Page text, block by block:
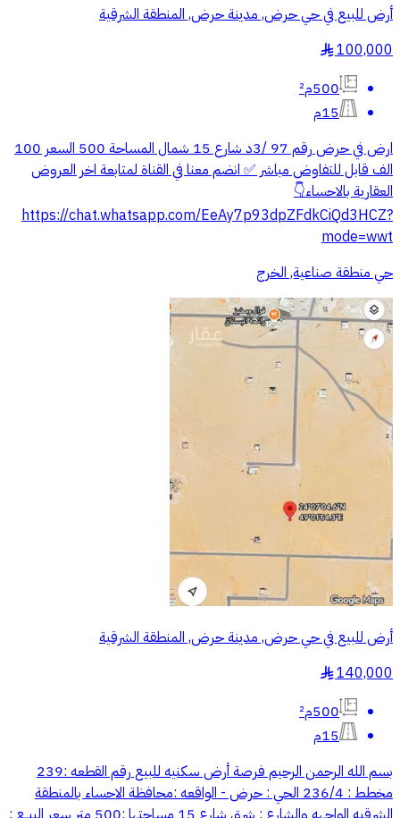
أرض للبيع في حي حرض, مدينة حرض, المنطقة الشرقية
100,000
§
500م²
15م
ارض في حرض رقم 97 /3د شارع 15 شمال المساحة 500 السعر 100
الف قابل للتفاوض مباشر ✅ انضم معنا في القناة لمتابعة اخر العروض
العقارية بالاحساء👇
https://chat.whatsapp.com/EeAy7p93dpZFdkCiQd3HCZ?
mode=wwt
حي منطقة صناعية, الخرج
أرض للبيع في حي حرض, مدينة حرض, المنطقة الشرقية
140,000
§
500م²
15م
بسم الله الرحمن الرحيم فرصة أرض سكنيه للبيع رقم القطعه :239
مخطط : 236/4 الحي : حرض - الواقعه :محافظة الاحساء بالمنطقة